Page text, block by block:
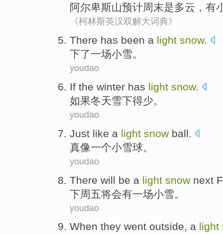
阿尔卑斯山预计周末是多云， 有
《柯林斯英汉双解大词典》
There has been a light snow.
下了一场小雪。
youdao
If the winter has light snow.
如果冬天雪下得少。
youdao
Just like a light snow ball.
真像一个小雪球。
youdao
There will be a light snow next
下周五将会有一场小雪 。
youdao
When they went outside, a light